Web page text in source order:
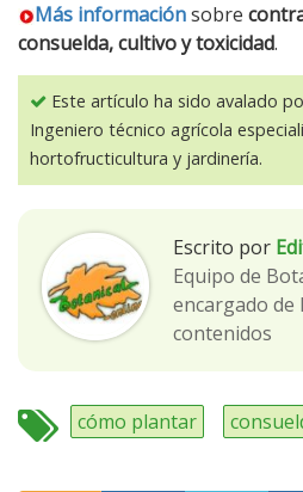
Más informaciónsobre
consuelda, cultivo y toxicidad.
Este artículo ha sido avalado
Ingeniero técnico agrícola
hortofructicultura y jardinería.
Escrito por
Equipo de
encargado de
contenidos
cómo plantar